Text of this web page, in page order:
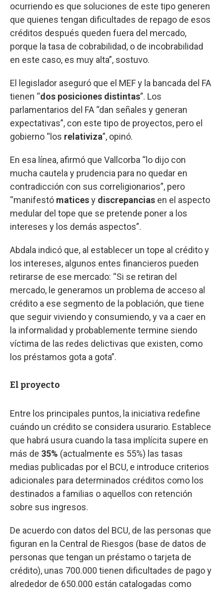
ocurriendo es que soluciones de este tipo generen
que quienes tengan dificultades de repago de esos
créditos después queden fuera del mercado,
porque la tasa de cobrabilidad, o de incobrabilidad
en este caso, es muy alta”, sostuvo.
El legislador aseguró que el MEF y la bancada del FA
tienen “dos posiciones distintas”. Los
parlamentarios del FA “dan señales y generan
expectativas”, con este tipo de proyectos, pero el
gobierno “los relativiza”, opinó.
En esa línea, afirmó que Vallcorba “lo dijo con
mucha cautela y prudencia para no quedar en
contradicción con sus correligionarios”, pero
“manifestó maticesy discrepancias en el aspecto
medular del tope que se pretende poner a los
intereses y los demás aspectos”.
Abdala indicó que, al establecer un tope al crédito y
los intereses, algunos entes financieros pueden
retirarse de ese mercado: “Si se retiran del
mercado, le generamos un problema de acceso al
crédito a ese segmento de la población, que tiene
que seguir viviendo y consumiendo, y va a caer en
la informalidad y probablemente termine siendo
víctima de las redes delictivas que existen, como
los préstamos gota a gota”.
El proyecto
Entre los principales puntos, la iniciativa redefine
cuándo un crédito se considera usurario. Establece
que habrá usura cuando la tasa implícita supere en
más de 35% (actualmente es 55%) las tasas
medias publicadas por el BCU, e introduce criterios
adicionales para determinados créditos como los
destinados a familias o aquellos con retención
sobre sus ingresos.
De acuerdo con datos del BCU, de las personas que
figuran en la Central de Riesgos (base de datos de
personas que tengan un préstamo o tarjeta de
crédito), unas 700.000 tienen dificultades de pago y
alrededor de 650.000 están catalogadas como